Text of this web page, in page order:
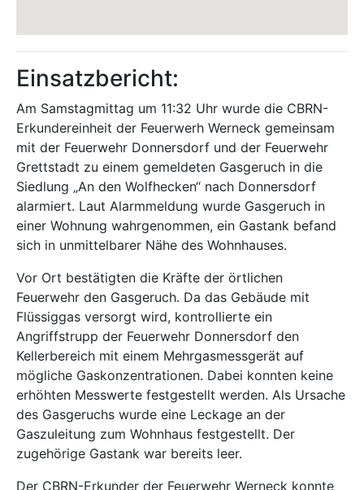
Einsatzbericht:
Am Samstagmittag um 11:32 Uhr wurde die CBRN-
Erkundereinheit der Feuerwerh Werneck gemeinsam
mit der Feuerwehr Donnersdorf und der Feuerwehr
Grettstadt zu einem gemeldeten Gasgeruch in die
Siedlung „An den Wolfhecken“ nach Donnersdorf
alarmiert. Laut Alarmmeldung wurde Gasgeruch in
einer Wohnung wahrgenommen, ein Gastank befand
sich in unmittelbarer Nähe des Wohnhauses.
Vor Ort bestätigten die Kräfte der örtlichen
Feuerwehr den Gasgeruch. Da das Gebäude mit
Flüssiggas versorgt wird, kontrollierte ein
Angriffstrupp der Feuerwehr Donnersdorf den
Kellerbereich mit einem Mehrgasmessgerät auf
mögliche Gaskonzentrationen. Dabei konnten keine
erhöhten Messwerte festgestellt werden. Als Ursache
des Gasgeruchs wurde eine Leckage an der
Gaszuleitung zum Wohnhaus festgestellt. Der
zugehörige Gastank war bereits leer.
Der CBRN-Erkunder der Feuerwehr Werneck konnte